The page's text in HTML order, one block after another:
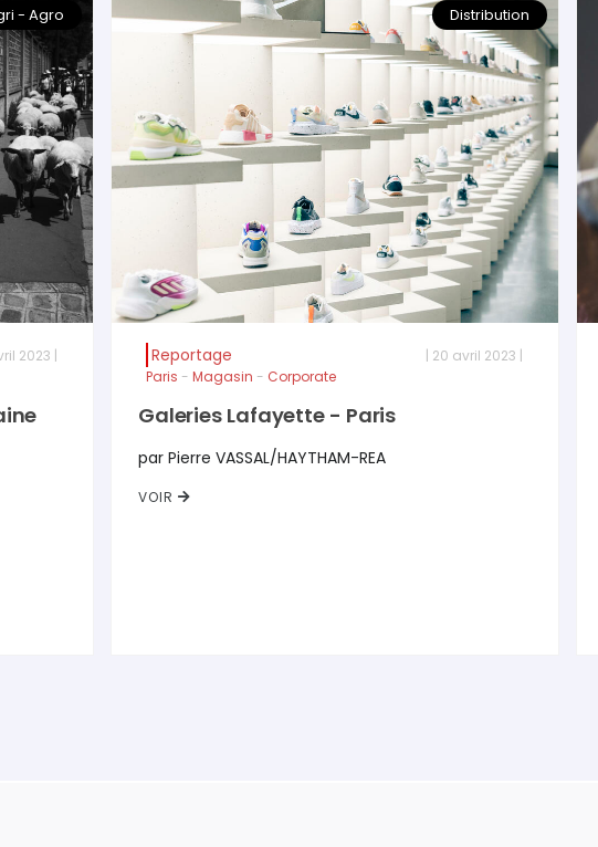
- Agro
2023 |
Distribution
| 20 avril 2023 |
Reportage
Paris - Magasin - Corporate
Galeries Lafayette - Paris
par Pierre VASSAL/HAYTHAM-REA
VOIR